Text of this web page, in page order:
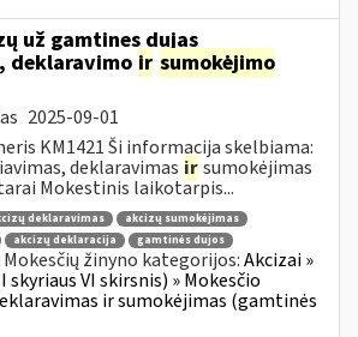
už gamtines dujas
deklaravimo ir sumokėjimo
2025-09-01
KM1421 Ši informacija skelbiama:
deklaravimas irsumokėjimas
Mokestinis laikotarpis...
deklaravimas
akcizų sumokėjimas
akcizų deklaracija
gamtinės dujos
Mokesčių žinyno kategorijos:Akcizai »
VI skirsnis) » Mokesčio
ir sumokėjimas (gamtinės